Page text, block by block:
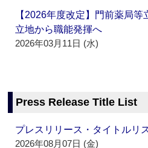
【2026年度改定】門前薬局
立地から職能発揮へ
2026年03月11日 (水)
Press Release Title List
プレスリリース・タイトル
2026年08月07日 (金)